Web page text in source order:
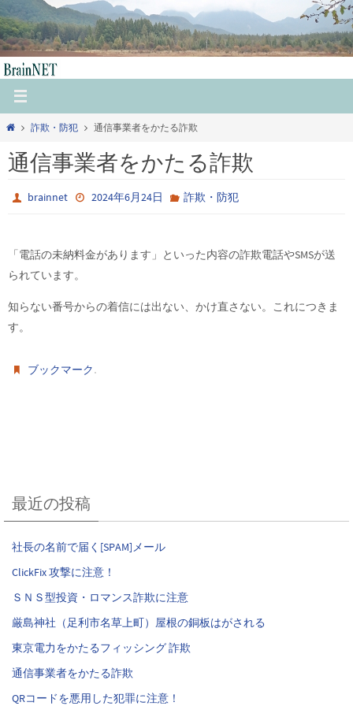
コ
ン
テ
ン
へ
ス
キ
ッ
ホ
ム
詐欺・防犯 通信事業者をかたる詐欺
通信事業者をかたる詐欺
brainnet 2024年6月24日 詐欺・防犯
「電話の未納料金があります」といった内容の詐欺電話やSMSが送
られています。
知らない番号からの着信には出ない、かけ直さない。これにつきま
す。
ブックマーク.
最近の投稿
社長の名前で届く[SPAM]メール
ClickFix 攻撃に注意！
ＳＮＳ型投資・ロマンス詐欺に注意
厳島神社（足利市名草上町）屋根の銅板はがされる
東京電力をかたるフィッシング 詐欺
通信事業者をかたる詐欺
QRコードを悪用した犯罪に注意！